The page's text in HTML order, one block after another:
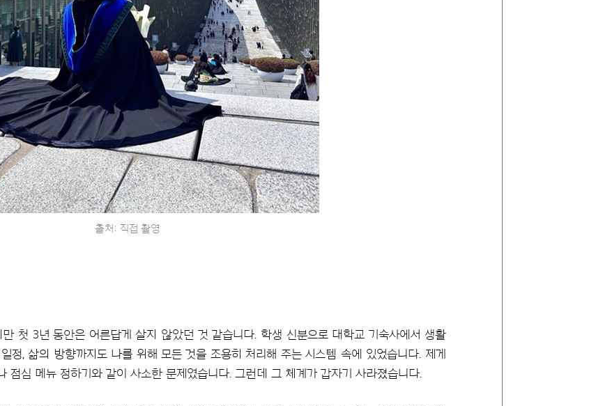
출처: 직접 촬영
첫 3년 동안은 어른답게 살지 않았던 것 같습니다. 학생 신분으로 대학교 기숙사에서 생활
정, 삶의 방향까지도 나를 위해 모든 것을 조용히 처리해 주는 시스템 속에 있었습니다. 제게
점심 메뉴 정하기와 같이 사소한 문제였습니다. 그런데 그 체계가 갑자기 사라졌습니다.